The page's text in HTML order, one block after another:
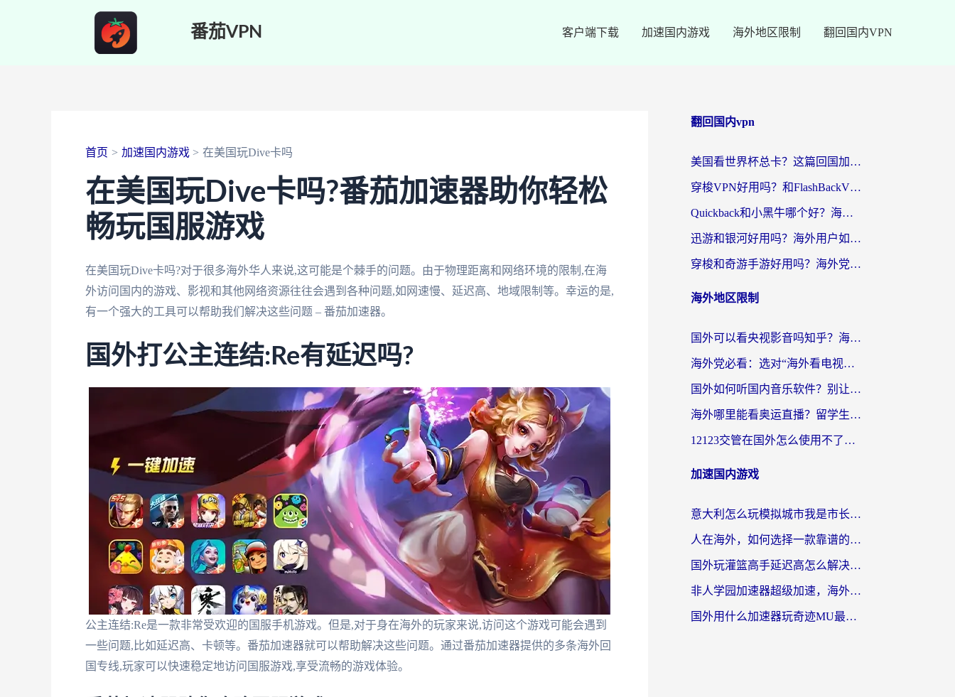
番茄VPN 客户端下载 加速国内游戏 海外地区限制 翻回国内VPN
首页 加速国内游戏 在美国玩Dive卡吗
在美国玩Dive卡吗?番茄加速器助你轻松
畅玩国服游戏
在美国玩Dive卡吗?对于很多海外华人来说,这可能是个棘手的问题。由于物理距离和网络环境的限制,在海
外访问国内的游戏、影视和其他网络资源往往会遇到各种问题,如网速慢、延迟高、地域限制等。幸运的是,
有一个强大的工具可以帮助我们解决这些问题 – 番茄加速器。
国外打公主连结:Re有延迟吗?
公主连结:Re是一款非常受欢迎的国服手机游戏。但是,对于身在海外的玩家来说,访问这个游戏可能会遇到
一些问题,比如延迟高、卡顿等。番茄加速器就可以帮助解决这些问题。通过番茄加速器提供的多条海外回
国专线,玩家可以快速稳定地访问国服游戏,享受流畅的游戏体验。
翻回国内vpn
美国看世界杯总卡？这篇回国加速器指南帮你无缝刷国内资源（附苹果手机VPN设置步骤）
穿梭VPN好用吗？和FlashBackVPN对比哪个回国效果更好？
Quickback和小黑牛哪个好？海外党亲测指南，选对回国加速器秒回国内
迅游和银河好用吗？海外用户如何选择回国加速器实现无缝访问国内资源
穿梭和奇游手游好用吗？海外党亲测3款回国加速器，附蜜蜂加速器七天试用攻略
海外地区限制
国外可以看央视影音吗知乎？海外党亲测有效的回国加速方案
海外党必看：选对“海外看电视剧软件”，再也不用愁国内剧刷不了
国外如何听国内音乐软件？别让地域限制，断了你的中文歌单
海外哪里能看奥运直播？留学生&海外华人必看的体育赛事观赛终极指南
12123交管在国外怎么使用不了？海外华人必看的无缝访问国内资源指南
加速国内游戏
意大利怎么玩模拟城市我是市长？海外党国服游戏加速终极攻略（附三国3量子特攻解决办法）
人在海外，如何选择一款靠谱的玩剑灵2加速器？
国外玩灌篮高手延迟高怎么解决？海外玩家国服游戏加速终极指南
非人学园加速器超级加速，海外玩家重返国服的通行证
国外用什么加速器玩奇迹MU最好？2026海外玩家国服游戏加速全攻略